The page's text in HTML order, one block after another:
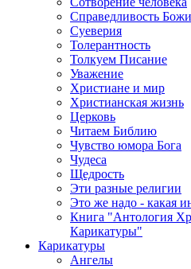
Справедливость
Суеверия
Толерантность
Толкуем Писание
Уважение
Христиане и мир
Христианская жизнь
Церковь
Читаем Библию
Чувство юмора Бога
Чудеса
Щедрость
Эти разные религии
Это же надо - какая
Книга "Антология
Карикатуры"
Карикатуры
Ангелы